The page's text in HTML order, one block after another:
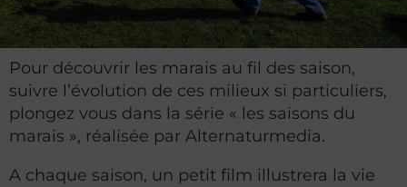
Pour découvrir les marais au fil des saison,
suivre l’évolution de ces milieux si particuliers,
plongez vous dans la série « les saisons du
marais », réalisée par Alternaturmedia.
A chaque saison, un petit film illustrera la vie